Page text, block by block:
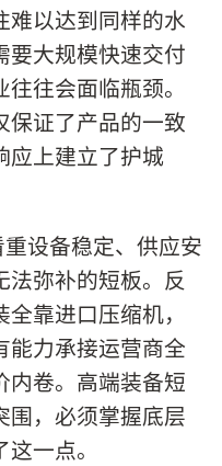
难以达到同样的水
要大规模快速交付
往会面临瓶颈。
保证了产品的一致
应上建立了护城
设备稳定、供应安
弥补的短板。反
靠进口压缩机，
能力承接运营商全
内卷。高端装备短
围，必须掌握底层
一点。